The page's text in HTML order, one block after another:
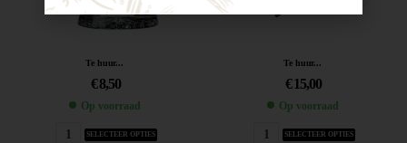
Te huur...
€ 8,50
Op voorraad
SELECTEER OPTIES
Te huur...
€15,00
Op voorraad
SELECTEER OPTIES